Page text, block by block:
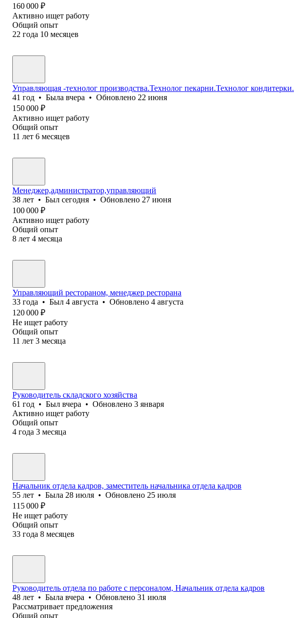
160 000 ₽
Активно ищет работу
Общий опыт
22 года 10 месяцев
Управляющая -технолог производства.Технолог пекарни.Технолог кондитерки.
41 год • Была вчера • Обновлено 22 июня
150 000 ₽
Активно ищет работу
Общий опыт
11 лет 6 месяцев
Менеджер,администратор,управляющий
38 лет • Был сегодня • Обновлено 27 июня
100 000 ₽
Активно ищет работу
Общий опыт
8 лет 4 месяца
Управляющий рестораном, менеджер ресторана
33 года • Был 4 августа • Обновлено 4 августа
120 000 ₽
Не ищет работу
Общий опыт
11 лет 3 месяца
Руководитель складского хозяйства
61 год • Был вчера • Обновлено 3 января
Активно ищет работу
Общий опыт
4 года 3 месяца
Начальник отдела кадров, заместитель начальника отдела кадров
55 лет • Была 28 июля • Обновлено 25 июля
115 000 ₽
Не ищет работу
Общий опыт
33 года 8 месяцев
Руководитель отдела по работе с персоналом, Начальник отдела кадров
48 лет • Была вчера • Обновлено 31 июля
Рассматривает предложения
Общий опыт